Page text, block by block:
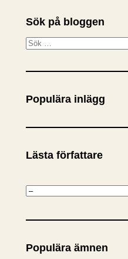
Sök på bloggen
S
k
Populära inlägg
Lästa författare
K
t
g
Populära ämnen